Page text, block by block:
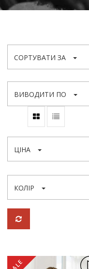
СОРТУВАТИ ЗА
ВИВОДИТИ ПО
ЦІНА
КОЛІР